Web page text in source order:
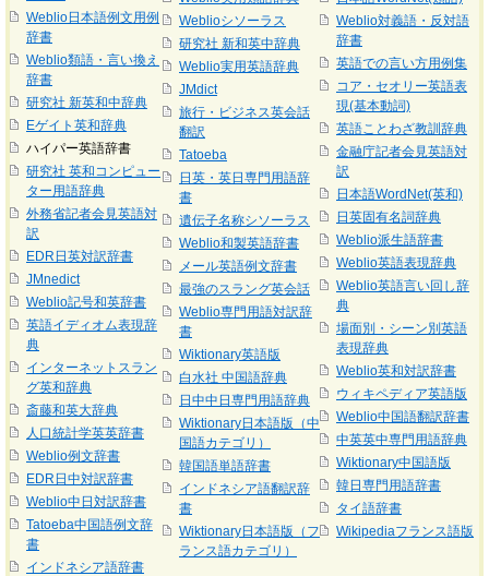
Weblio日本語例文用例
辞書
Weblio類語・言い換え
辞書
研究社 新英和中辞典
Eゲイト英和辞典
ハイパー英語辞書
研究社 英和コンピュー
ター用語辞典
外務省記者会見英語対
訳
EDR日英対訳辞書
JMnedict
Weblio記号和英辞書
英語イディオム表現辞
典
インターネットスラン
グ英和辞典
斎藤和英大辞典
人口統計学英英辞書
Weblio例文辞書
EDR日中対訳辞書
Weblio中日対訳辞書
Tatoeba中国語例文辞
書
インドネシア語辞書
Weblioシソーラス
研究社 新和英中辞典
Weblio実用英語辞典
JMdict
旅行・ビジネス英会話
翻訳
Tatoeba
日英・英日専門用語辞
書
遺伝子名称シソーラス
Weblio和製英語辞書
メール英語例文辞書
最強のスラング英会話
Weblio専門用語対訳辞
書
Wiktionary英語版
白水社 中国語辞典
日中中日専門用語辞典
Wiktionary日本語版（中
国語カテゴリ）
韓国語単語辞書
インドネシア語翻訳辞
書
Wiktionary日本語版（フ
ランス語カテゴリ）
Weblio対義語・反対語
辞書
英語での言い方用例集
コア・セオリー英語表
現(基本動詞)
英語ことわざ教訓辞典
金融庁記者会見英語対
訳
日本語WordNet(英和)
日英固有名詞辞典
Weblio派生語辞書
Weblio英語表現辞典
Weblio英語言い回し辞
典
場面別・シーン別英語
表現辞典
Weblio英和対訳辞書
ウィキペディア英語版
Weblio中国語翻訳辞書
中英英中専門用語辞典
Wiktionary中国語版
韓日専門用語辞書
タイ語辞書
Wikipediaフランス語版